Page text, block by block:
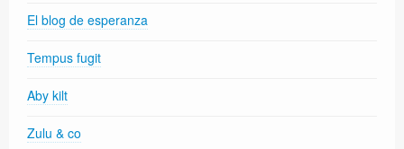
El blog de esperanza
Tempus fugit
Aby kilt
Zulu & co